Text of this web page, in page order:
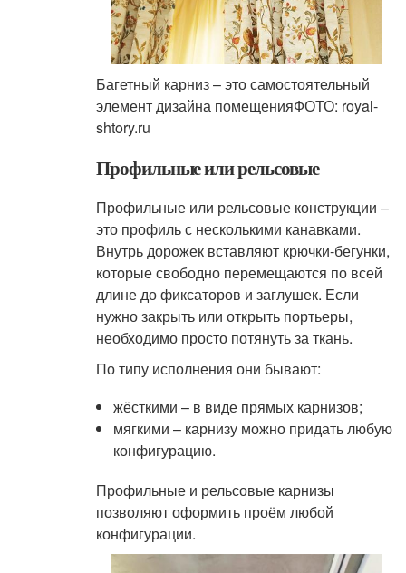
Багетный карниз – это самостоятельный
элемент дизайна помещенияФОТО: royal-
shtory.ru
Профильные или рельсовые
Профильные или рельсовые конструкции –
это профиль с несколькими канавками.
Внутрь дорожек вставляют крючки-бегунки,
которые свободно перемещаются по всей
длине до фиксаторов и заглушек. Если
нужно закрыть или открыть портьеры,
необходимо просто потянуть за ткань.
По типу исполнения они бывают:
жёсткими – в виде прямых карнизов;
мягкими – карнизу можно придать любую
конфигурацию.
Профильные и рельсовые карнизы
позволяют оформить проём любой
конфигурации.